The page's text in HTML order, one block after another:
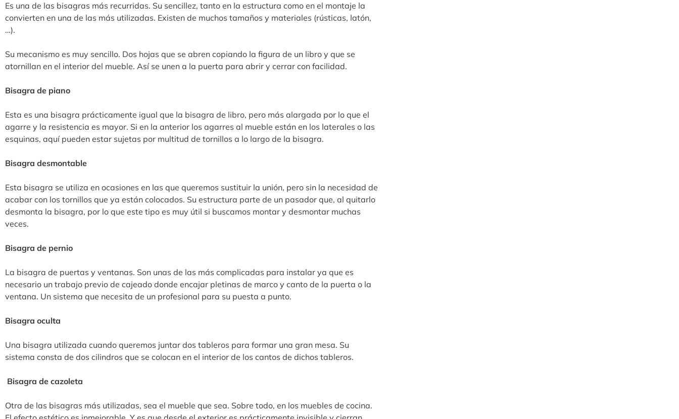
Es una de las bisagras más recurridas. Su sencillez, tanto en la estructura como en el montaje la
convierten en una de las más utilizadas. Existen de muchos tamaños y materiales (rústicas, latón,
…).
Su mecanismo es muy sencillo. Dos hojas que se abren copiando la figura de un libro y que se
atornillan en el interior del mueble. Así se unen a la puerta para abrir y cerrar con facilidad.
Bisagra de piano
Esta es una bisagra prácticamente igual que la bisagra de libro, pero más alargada por lo que el
agarre y la resistencia es mayor. Si en la anterior los agarres al mueble están en los laterales o las
esquinas, aquí pueden estar sujetas por multitud de tornillos a lo largo de la bisagra.
Bisagra desmontable
Esta bisagra se utiliza en ocasiones en las que queremos sustituir la unión, pero sin la necesidad de
acabar con los tornillos que ya están colocados. Su estructura parte de un pasador que, al quitarlo
desmonta la bisagra, por lo que este tipo es muy útil si buscamos montar y desmontar muchas
veces.
Bisagra de pernio
La bisagra de puertas y ventanas. Son unas de las más complicadas para instalar ya que es
necesario un trabajo previo de cajeado donde encajar pletinas de marco y canto de la puerta o la
ventana. Un sistema que necesita de un profesional para su puesta a punto.
Bisagra oculta
Una bisagra utilizada cuando queremos juntar dos tableros para formar una gran mesa. Su
sistema consta de dos cilindros que se colocan en el interior de los cantos de dichos tableros.
Bisagra de cazoleta
Otra de las bisagras más utilizadas, sea el mueble que sea. Sobre todo, en los muebles de cocina.